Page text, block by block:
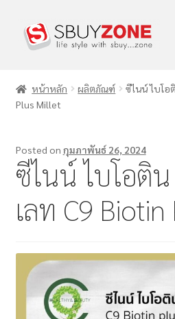
ผลิตภัณฑ์
ข่าวสาร/บทความ
การตลาด
บัญชีของฉัน
แจ้งชำระเงิน
หน้าหลัก ผลิตภัณฑ์
ซีไนน์ ไบโอ
Plus Millet
Posted on กุมภาพันธ์ 26, 2024
ซีไนน์ ไบโอติ
เลท C9